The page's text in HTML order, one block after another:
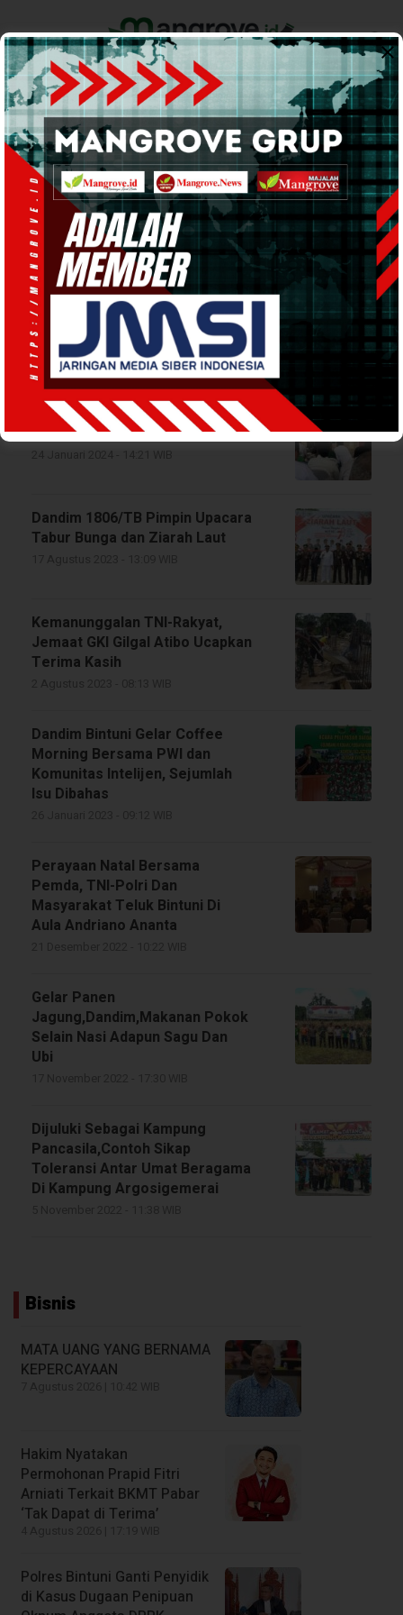
Home Pemerintahan Ekonomi & Bisnis Info Tanah Papua
Support by
Kodim 1806 Teluk
Bintuni
Kodim 1806 Teluk Bintuni Siap
Bantu Polres Amankan Pemilu
24 Januari 2024 - 14:21 WIB
Dandim 1806/TB Pimpin Upacara
Tabur Bunga dan Ziarah Laut
Kemanunggalan TNI-Rakyat,
Jemaat GKI Gilgal Atibo Ucapkan
Terima Kasih
Dandim Bintuni Gelar Coffee
Morning Bersama PWI dan
Komunitas Intelijen, Sejumlah
Isu Dibahas
Perayaan Natal Bersama
Pemda, TNI-Polri Dan
Masyarakat Teluk Bintuni Di
Aula Andriano Ananta
Gelar Panen
Jagung,Dandim,Makanan Pokok
Selain Nasi Adapun Sagu Dan
Ubi
Dijuluki Sebagai Kampung
Pancasila,Contoh Sikap
Toleransi Antar Umat Beragama
Di Kampung Argosigemerai
Bisnis
MATA UANG YANG BERNAMA
KEPERCAYAAN
Hakim Nyatakan
Permohonan Prapid Fitri
Arniati Terkait BKMT Pabar
‘Tak Dapat di Terima’
Polres Bintuni Ganti Penyidik
di Kasus Dugaan Penipuan